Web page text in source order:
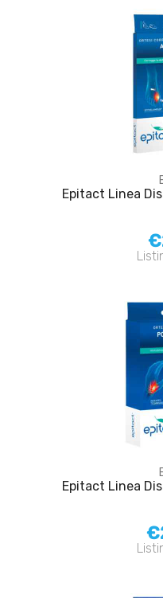
Epitact Linea
Epitact Linea